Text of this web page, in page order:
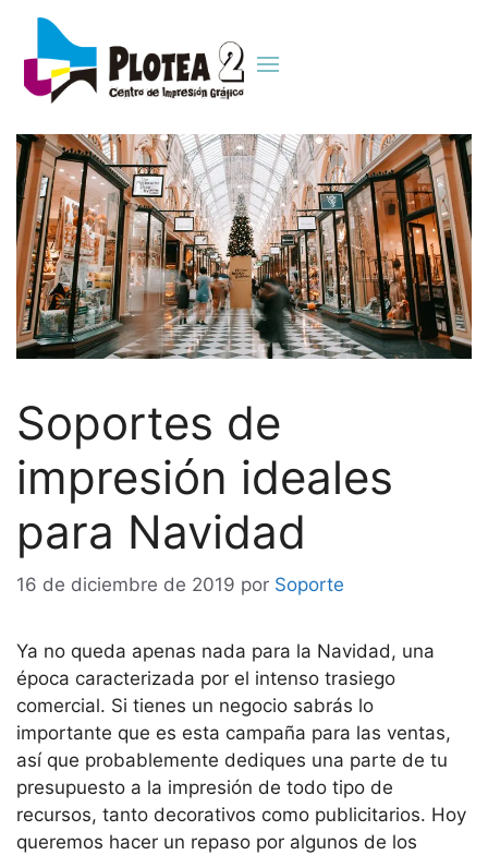
Soportes de
impresión ideales
para Navidad
16 de diciembre de 2019 por Soporte
Ya no queda apenas nada para la Navidad, una
época caracterizada por el intenso trasiego
comercial. Si tienes un negocio sabrás lo
importante que es esta campaña para las ventas,
así que probablemente dediques una parte de tu
presupuesto a la impresión de todo tipo de
recursos, tanto decorativos como publicitarios. Hoy
queremos hacer un repaso por algunos de los